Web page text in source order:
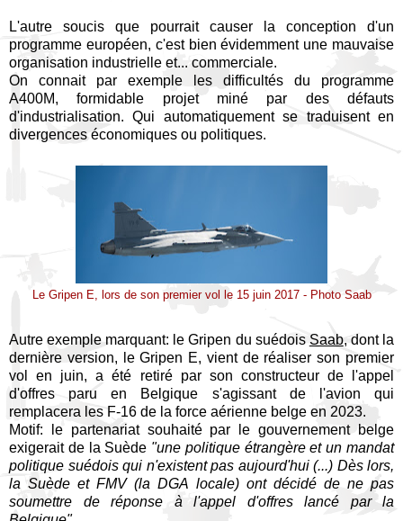
L'autre soucis que pourrait causer la conception d'un
programme européen, c'est bien évidemment une mauvaise
organisation industrielle et... commerciale.
On connait par exemple les difficultés du programme
A400M, formidable projet miné par des défauts
d'industrialisation. Qui automatiquement se traduisent en
divergences économiques ou politiques.
Le Gripen E, lors de son premier vol le 15 juin 2017 - Photo Saab
Autre exemple marquant: le Gripen du suédois Saab, dont la
dernière version, le Gripen E, vient de réaliser son premier
vol en juin, a été retiré par son constructeur de l'appel
d'offres paru en Belgique s'agissant de l'avion qui
remplacera les F-16 de la force aérienne belge en 2023.
Motif: le partenariat souhaité par le gouvernement belge
exigerait de la Suède "une politique étrangère et un mandat
politique suédois qui n'existent pas aujourd'hui (...) Dès lors,
la Suède et FMV (la DGA locale) ont décidé de ne pas
soumettre de réponse à l'appel d'offres lancé par la